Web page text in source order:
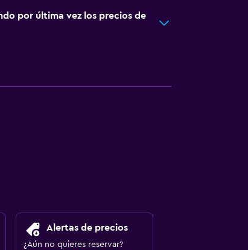
por última vez los precios de
Alertas de precios
¿Aún no quieres reservar?